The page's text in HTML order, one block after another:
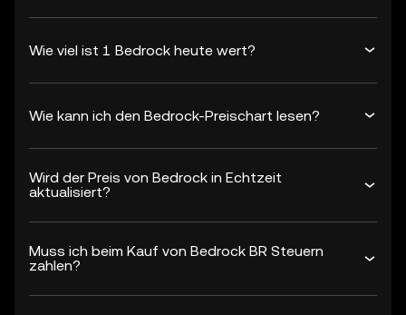
Wie viel ist 1 Bedrock heute wert?
Wie kann ich den Bedrock-Preischart lesen?
Wird der Preis von Bedrock in Echtzeit
aktualisiert?
Muss ich beim Kauf von Bedrock BR Steuern
zahlen?